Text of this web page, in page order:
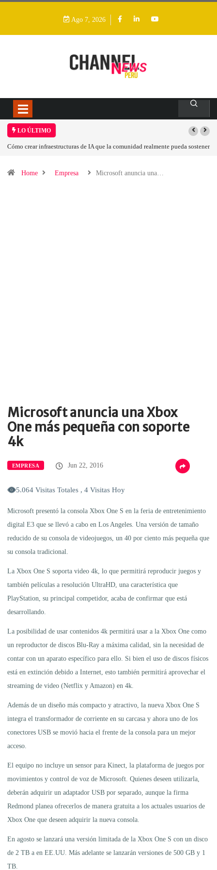
Ago 7, 2026
LO ÚLTIMO
Cómo crear infraestructuras de IA que la comunidad realmente pueda sostener
Home Empresa Microsoft anuncia una…
Microsoft anuncia una Xbox
One más pequeña con soporte
4k
EMPRESA Jun 22, 2016
5.064 Visitas Totales , 4 Visitas Hoy
Microsoft presentó la consola Xbox One S en la feria de entretenimiento
digital E3 que se llevó a cabo en Los Angeles. Una versión de tamaño
reducido de su consola de videojuegos, un 40 por ciento más pequeña que
su consola tradicional.
La Xbox One S soporta video 4k, lo que permitirá reproducir juegos y
también películas a resolución UltraHD, una característica que
PlayStation, su principal competidor, acaba de confirmar que está
desarrollando.
La posibilidad de usar contenidos 4k permitirá usar a la Xbox One como
un reproductor de discos Blu-Ray a máxima calidad, sin la necesidad de
contar con un aparato específico para ello. Si bien el uso de discos físicos
está en extinción debido a Internet, esto también permitirá aprovechar el
streaming de video (Netflix y Amazon) en 4k.
Además de un diseño más compacto y atractivo, la nueva Xbox One S
integra el transformador de corriente en su carcasa y ahora uno de los
conectores USB se movió hacia el frente de la consola para un mejor
acceso.
El equipo no incluye un sensor para Kinect, la plataforma de juegos por
movimientos y control de voz de Microsoft. Quienes deseen utilizarla,
deberán adquirir un adaptador USB por separado, aunque la firma
Redmond planea ofrecerlos de manera gratuita a los actuales usuarios de
Xbox One que deseen adquirir la nueva consola.
En agosto se lanzará una versión limitada de la Xbox One S con un disco
de 2 TB a en EE.UU. Más adelante se lanzarán versiones de 500 GB y 1
TB.